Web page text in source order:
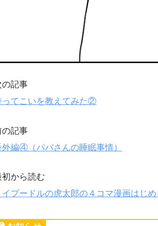
の記事
ってこいを教えてみた②
の記事
外編④（パパさんの睡眠事情）
初から読む
イプードルの虎太郎の４コマ漫画はじ